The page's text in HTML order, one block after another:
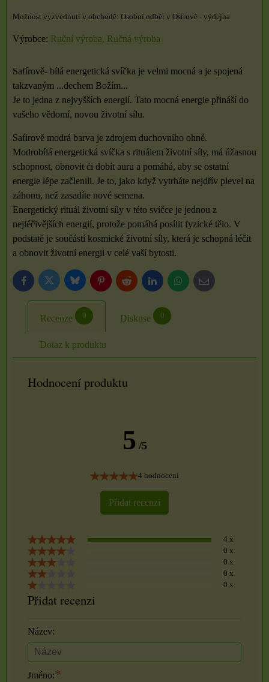
Osobní odběr v Ostrově - výdejna
Výrobce: Ruční výroba, Ručná výroba
Safírově- bílá energetická svíčka je velmi mocná a je spojená
takzvaným ...dechem Božím...
Je to jedna z nejvyšších energií. Tato mocná energie přináší do
vašeho vědomí, novou životní sílu.
Safírově modrá barva je zdrojem duchovního ohně.
Modrobílá energetická svíčka s rituálem životní síly, má úžasnou
schopnost, obnovit či dobít auru a pomáhá, aby se ostatní
energie lépe začlenili. Je to, jako když vytrháte nejdřív plevel na
záhonu, než zasadíte nové semena.
Energetický rituál životní síly v této svíčce je jednou z
nejléčivějších energií, protože pomáhá posílit fyzické tělo. V
podstatě je součástí kosmické životní síly, která je schopná léčit
a obnovit životní energii v celé vaší bytosti.
FacebookTwitter BlueskyPinterestReddit LinkedInWhatsApp
E-
mail
Recenze 0 Diskuse 0
Dotaz k produktu
Hodnocení produktu
5 /5
4 hodnocení
Přidat recenzi
4 x
0 x
0 x
0 x
0 x
Přidat recenzi
Název:
Jméno:*